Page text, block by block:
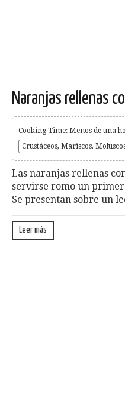
Naranjas rellenas
Cooking Time: Menos de una
Crustáceos, Mariscos,
Las naranjas rellenas
servirse romo un
Se presentan sobre un
Leer más